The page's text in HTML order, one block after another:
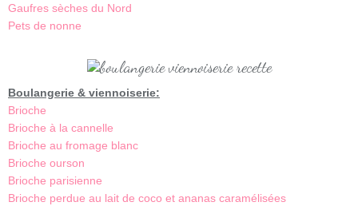
Gaufres sèches du Nord
Pets de nonne
Boulangerie & viennoiserie:
Brioche
Brioche à la cannelle
Brioche au fromage blanc
Brioche ourson
Brioche parisienne
Brioche perdue au lait de coco et ananas caramélisées